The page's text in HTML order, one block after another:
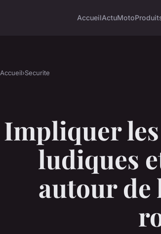
AccueilActuMoto
Accueil›Securite
Impliquer
ludiques
autour de